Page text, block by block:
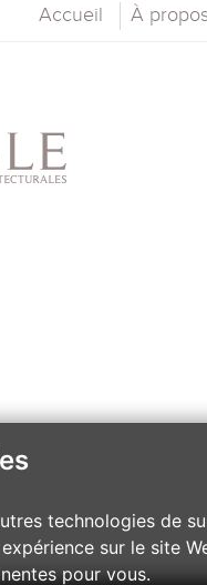
technologies de
sur le site
pour vous.
Accueil À